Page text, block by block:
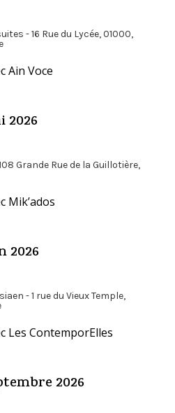
- 16 Rue du Lycée, 01000,
Ain Voce
2026
Grande Rue de la Guillotière,
Mik’ados
2026
- 1 rue du Vieux Temple,
Les ContemporElles
2026